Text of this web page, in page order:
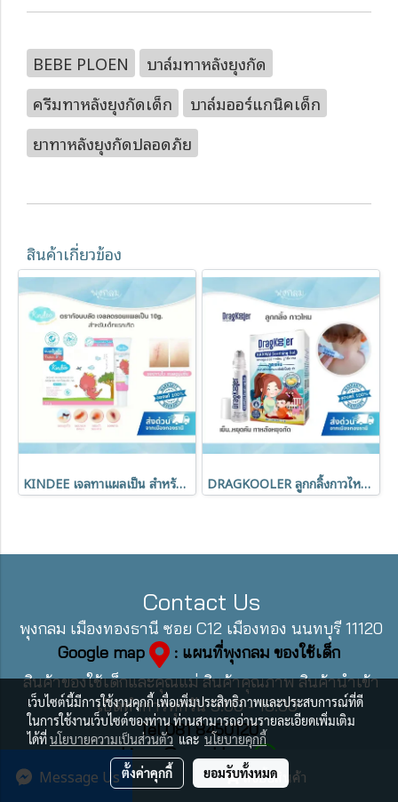
สั่งซื้อสินค้า
Message Us
BEBE PLOEN
บาล์มทาหลังยุงกัด
ครีมทาหลังยุงกัดเด็ก
บาล์มออร์แกนิคเด็ก
ยาทาหลังยุงกัดปลอดภัย
สินค้าเกี่ยวข้อง
KINDEE เจลทาแผลเป็น สำหรับเด็กแรกเกิด 10g บำรุงผิว Organic Dragon’s Blood DRAGKOOLER ลูกกลิ้งกาวไหม ลดรอยแดงรอยดำ (6m+)
Contact Us
พุงกลม เมืองทองธานี ซอย C12 เมืองทอง นนทบุรี 11120
Google map
: แผนที่พุงกลม ของใช้เด็ก
สินค้าของใช้เด็กและคุณแม่ สินค้าคุณภาพ สินค้านำเข้า
เปิดทำการทุกวัน 9:00 - 18:00
Tel 081 8450120
Line : @pungklom
เว็บไซต์นี้มีการใช้งานคุกกี้ เพื่อเพิ่มประสิทธิภาพและประสบการณ์ที่ดี
ในการใช้งานเว็บไซต์ของท่าน ท่านสามารถอ่านรายละเอียดเพิ่มเติม
ได้ที่นโยบายความเป็นส่วนตัวและนโยบายคุกกี้
ตั้งค่าคุกกี้ ยอมรับทั้งหมด